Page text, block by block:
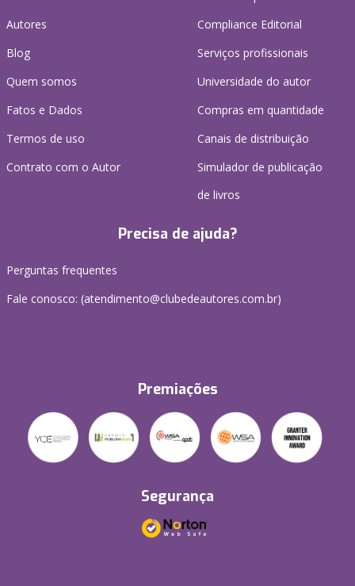
Autores
Blog
Quem somos
Fatos e Dados
Termos de uso
Contrato com o Autor
Compliance Editorial
Serviços profissionais
Universidade do autor
Compras em quantidade
Canais de distribuição
Simulador de publicação
de livros
Precisa de ajuda?
Perguntas frequentes
Fale conosco: (atendimento@clubedeautores.com.br)
Premiações
Segurança